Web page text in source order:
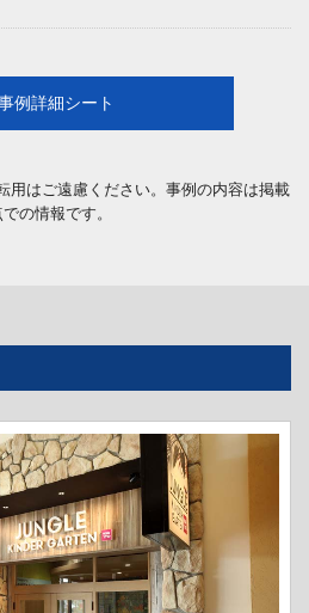
例詳細シート
用はご遠慮ください。事例の内容は掲載
の情報です。